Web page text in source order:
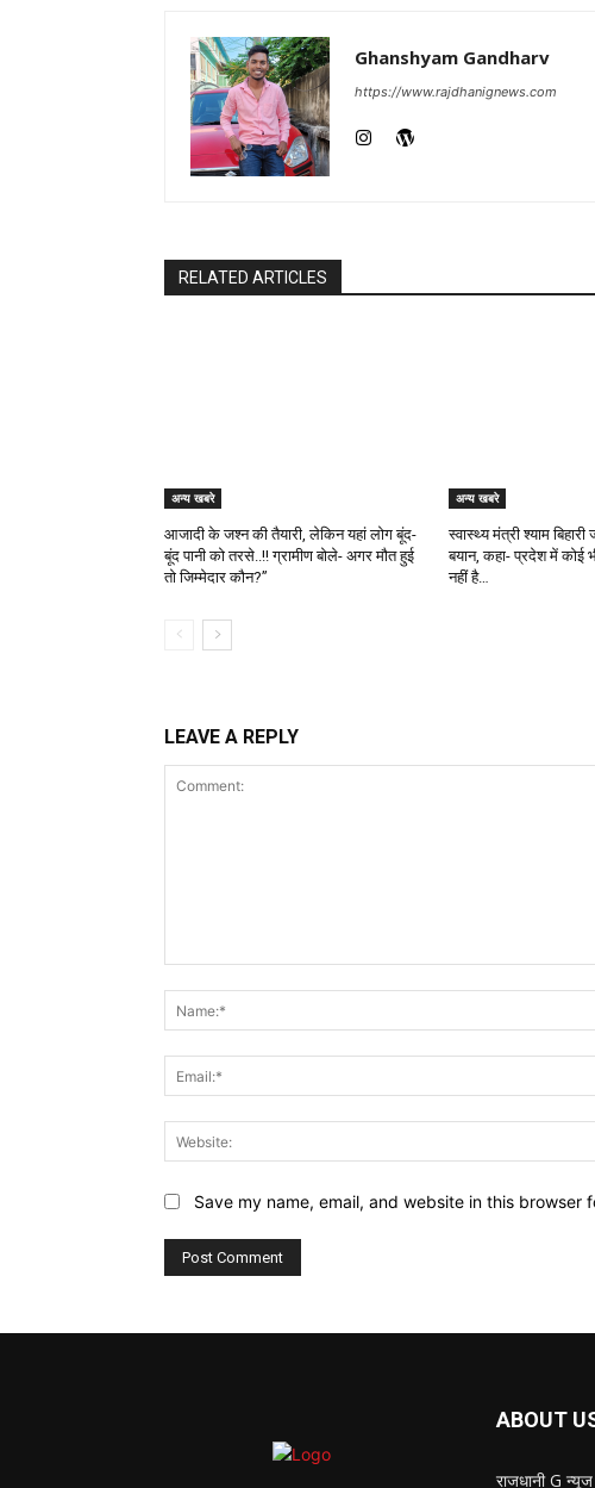
Ghanshyam Gandharv
https://www.rajdhanignews.com
RELATED ARTICLES
अन्य खबरे
आजादी के जश्न की तैयारी, लेकिन यहां लोग बूंद-
बूंद पानी को तरसे..!! ग्रामीण बोले- अगर मौत हुई
तो जिम्मेदार कौन?”
अन्य खबरे
स्वास्थ्य मंत्री श्याम
बयान, कहा- प्रदेश में कोई
नहीं है…
LEAVE A REPLY
Save my name, email, and website in this browser
ABOUT
राजधानी G